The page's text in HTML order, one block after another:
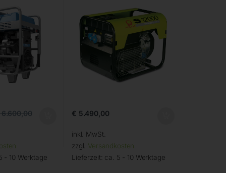
- 10 Werktage
€ 5.490,00
inkl. MwSt.
zzgl. Versandkosten
Lieferzeit: ca. 5 - 10 Werktage